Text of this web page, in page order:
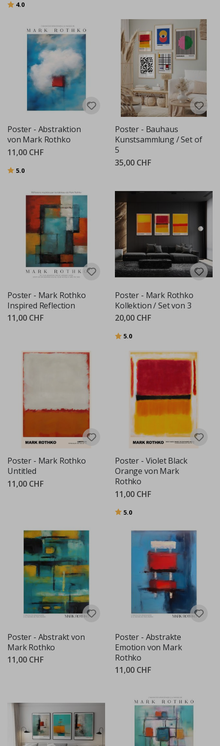
Bewertung:
4.0
Poster - Abstraktion
von Mark Rothko
11,00 CHF
Bewertung:
5.0
Poster - Bauhaus
Kunstsammlung / Set of
5
35,00 CHF
Poster - Mark Rothko
Inspired Reflection
11,00 CHF
Poster - Mark Rothko
Kollektion / Set von 3
20,00 CHF
Bewertung:
5.0
Poster - Mark Rothko
Untitled
11,00 CHF
Poster - Violet Black
Orange von Mark
Rothko
11,00 CHF
Bewertung:
5.0
Poster - Abstrakt von
Mark Rothko
11,00 CHF
Poster - Abstrakte
Emotion von Mark
Rothko
11,00 CHF